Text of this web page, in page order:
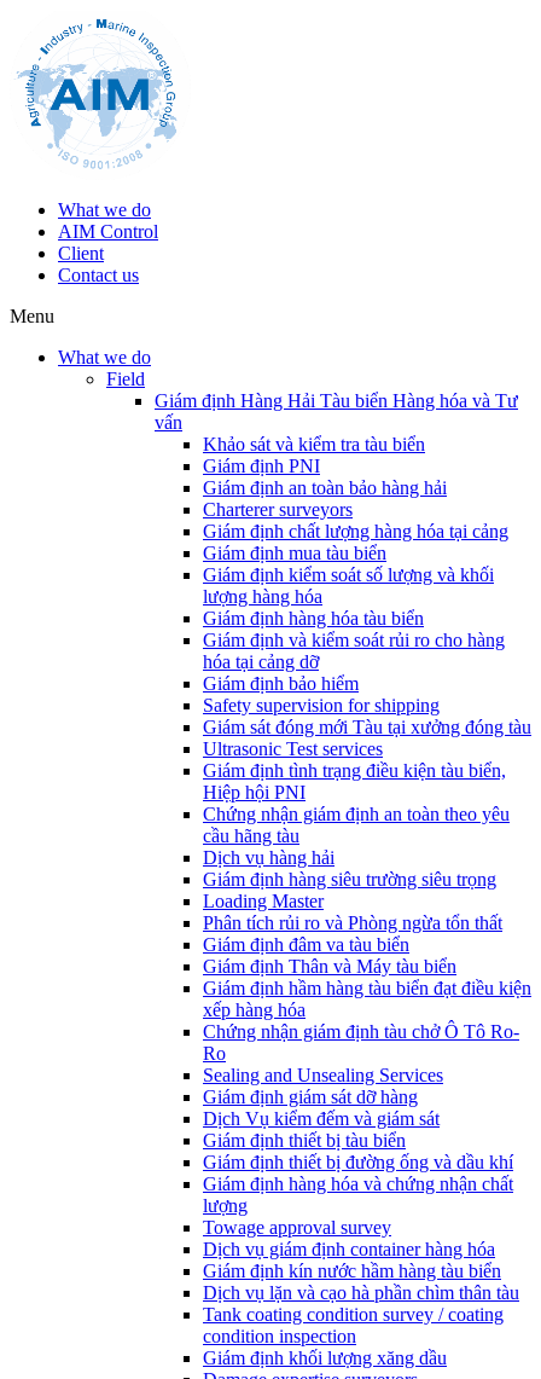
What we do
AIM Control
Client
Contact us
Menu
What we do
Field
Giám định Hàng Hải Tàu biển Hàng hóa và Tư
vấn
Khảo sát và kiểm tra tàu biển
Giám định PNI
Giám định an toàn bảo hàng hải
Charterer surveyors
Giám định chất lượng hàng hóa tại cảng
​Giám định mua tàu biển
Giám định kiểm soát số lượng và khối
lượng hàng hóa
Giám định hàng hóa tàu biển
Giám định và kiểm soát rủi ro cho hàng
hóa tại cảng dỡ
Giám định bảo hiểm
Safety supervision for shipping
Giám sát đóng mới Tàu tại xưởng đóng tàu
Ultrasonic Test services
Giám định tình trạng điều kiện tàu biển,
Hiệp hội PNI
Chứng nhận giám định an toàn theo yêu
cầu hãng tàu
Dịch vụ hàng hải
Giám định hàng siêu trường siêu trọng
Loading Master
Phân tích rủi ro và Phòng ngừa tổn thất
​Giám định đâm va tàu biển
Giám định Thân và Máy tàu biển
​Giám định hầm hàng tàu biển đạt điều kiện
xếp hàng hóa
Chứng nhận giám định tàu chở Ô Tô Ro-
Ro
Sealing and Unsealing Services
Giám định giám sát dỡ hàng
Dịch Vụ kiểm đếm và giám sát
Giám định thiết bị tàu biển
Giám định thiết bị đường ống và dầu khí
Giám định hàng hóa và chứng nhận chất
lượng
Towage approval survey
Dịch vụ giám định container hàng hóa
Giám định kín nước hầm hàng tàu biển
Dịch vụ lặn và cạo hà phần chìm thân tàu
Tank coating condition survey / coating
condition inspection
Giám định khối lượng xăng dầu